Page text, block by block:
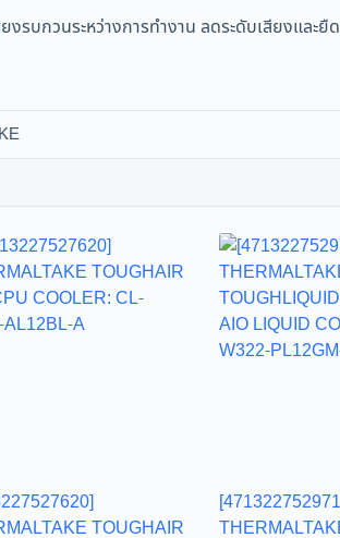
บกวนระหว่างการทำงาน ลดระดับเสียงและยื
TOUGHAIR